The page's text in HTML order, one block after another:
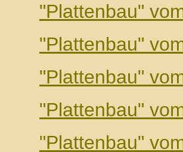
"Plattenbau"
"Plattenbau"
"Plattenbau"
"Plattenbau"
"Plattenbau"